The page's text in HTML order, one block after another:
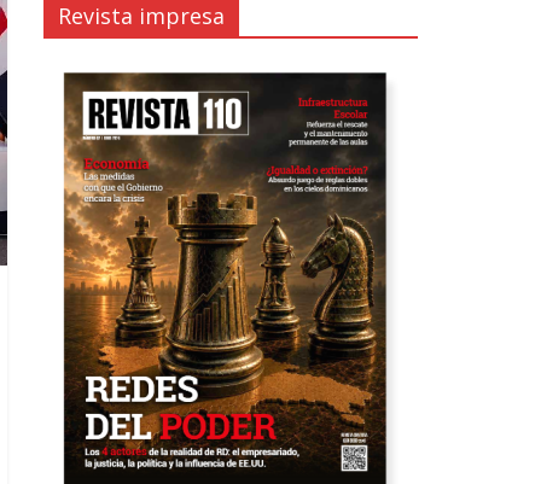
Revista impresa